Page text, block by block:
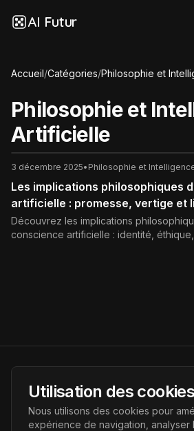
AI Futur
Accueil/Catégories/Philosophie et
Philosophie et
Artificielle
3 décembre 2025• Philosophie et
Les implications philosophiques
artificielle : promesse, vertige et
Découvrez les implications
conscience artificielle : identité, éthique,
AI Futur
Portail de l'avenir de l'intelligence
découvrir les dernières technologies IA.
Utilisation des cookies
Nous utilisons des cookies pour
expérience de navigation, analyser